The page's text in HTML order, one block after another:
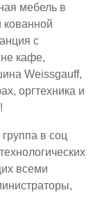
мебель в
кованной
с
кафе,
Weissgauff,
оргтехника и
в соц
всеми